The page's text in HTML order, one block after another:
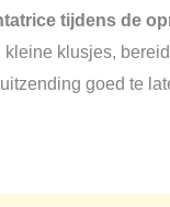
tijdens de
klusjes,
goed te